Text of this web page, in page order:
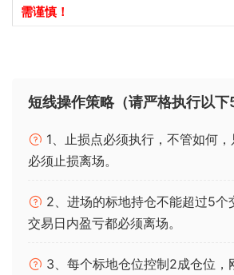
需谨慎！
短线操作策略（请严格执行以下
1、止损点必须执行，不管如何
必须止损离场。
2、进场的标地持仓不能超过5个
交易日内盈亏都必须离场。
3、每个标地仓位控制2成仓位，